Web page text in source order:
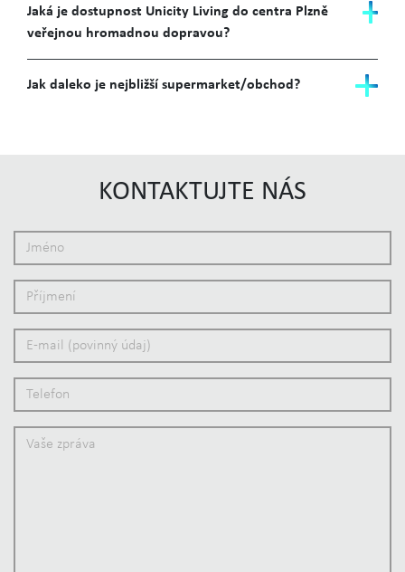
Jaká je dostupnost Unicity Living do centra Plzně
veřejnou hromadnou dopravou?
Jak daleko je nejbližší supermarket/obchod?
KONTAKTUJTE NÁS